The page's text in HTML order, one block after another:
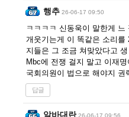
행추 26-06-17 09:50
ㅋㅋㅋㅋ 신동욱이 말한게
개웃기는게 이 똑같은 소리를
지들은 그 조금 쳐맞았다고
Mbc에 전쟁 걸지 말고 이재
국회의원이 법으로 해야지 권
답글
알바대란